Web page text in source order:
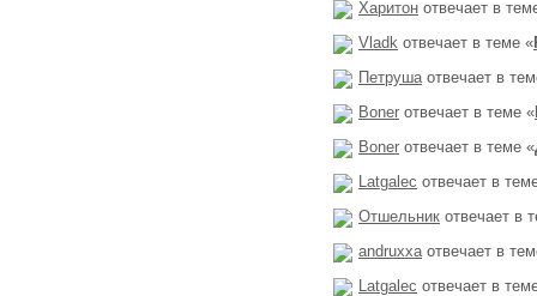
Харитон отвечает в
Vladk отвечает в теме «
Петрушаотвечает в
Boner отвечает в теме «
Boner отвечает в теме «
Latgalec отвечает в
Отшельник отвечает в
andruxxaотвечает в
Latgalec отвечает в